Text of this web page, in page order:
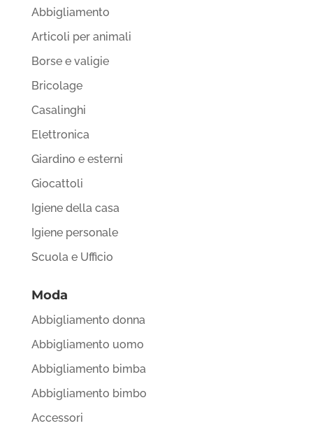
Abbigliamento
Articoli per animali
Borse e valigie
Bricolage
Casalinghi
Elettronica
Giardino e esterni
Giocattoli
Igiene della casa
Igiene personale
Scuola e Ufficio
Moda
Abbigliamento donna
Abbigliamento uomo
Abbigliamento bimba
Abbigliamento bimbo
Accessori